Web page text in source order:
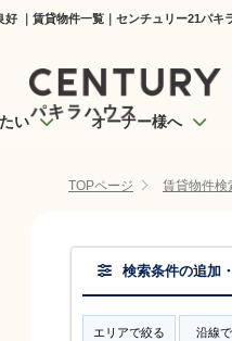
好 ｜賃貸物件一覧｜センチュリー21パキ
い オーナー様へ
TOPページ 賃貸物件検
検索条件の追加
エリアで絞る 沿線